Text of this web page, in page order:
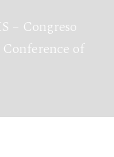
– Congreso
of